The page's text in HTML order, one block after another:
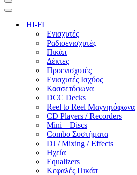
Μενού
πλοήγησης
Μενού
πλοήγησης
HI-FI
Ενισχυτές
Ραδιοενισχυτές
Πικάπ
Δέκτες
Προενισχυτές
Ενισχυτές Ισχύος
Κασσετόφωνα
DCC Decks
Reel to Reel Μαγνητόφωνα
CD Players / Recorders
Mini – Discs
Combo Συστήματα
DJ / Mixing / Effects
Ηχεία
Equalizers
Κεφαλές Πικάπ